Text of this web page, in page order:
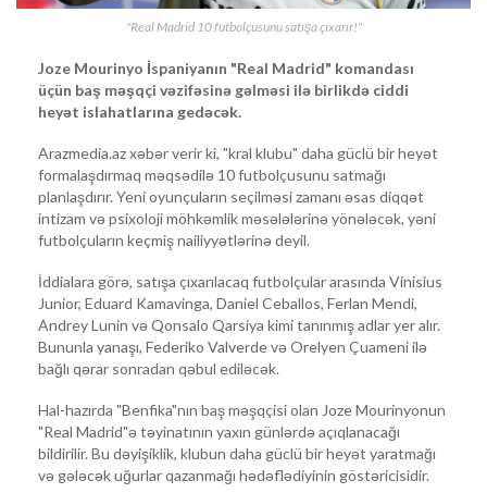
"Real Madrid 10 futbolçusunu satışa çıxarır!"
Joze Mourinyo İspaniyanın "Real Madrid" komandası
üçün baş məşqçi vəzifəsinə gəlməsi ilə birlikdə ciddi
heyət islahatlarına gedəcək.
Arazmedia.az xəbər verir ki, "kral klubu" daha güclü bir heyət
formalaşdırmaq məqsədilə 10 futbolçusunu satmağı
planlaşdırır. Yeni oyunçuların seçilməsi zamanı əsas diqqət
intizam və psixoloji möhkəmlik məsələlərinə yönələcək, yəni
futbolçuların keçmiş nailiyyətlərinə deyil.
İddialara görə, satışa çıxarılacaq futbolçular arasında Vinisius
Junior, Eduard Kamavinga, Daniel Ceballos, Ferlan Mendi,
Andrey Lunin və Qonsalo Qarsiya kimi tanınmış adlar yer alır.
Bununla yanaşı, Federiko Valverde və Orelyen Çuameni ilə
bağlı qərar sonradan qəbul ediləcək.
Hal-hazırda "Benfika"nın baş məşqçisi olan Joze Mourinyonun
"Real Madrid"ə təyinatının yaxın günlərdə açıqlanacağı
bildirilir. Bu dəyişiklik, klubun daha güclü bir heyət yaratmağı
və gələcək uğurlar qazanmağı hədəflədiyinin göstəricisidir.